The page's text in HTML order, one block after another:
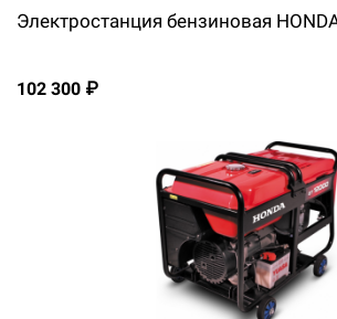
Электростанция бензиновая
102 300 ₽